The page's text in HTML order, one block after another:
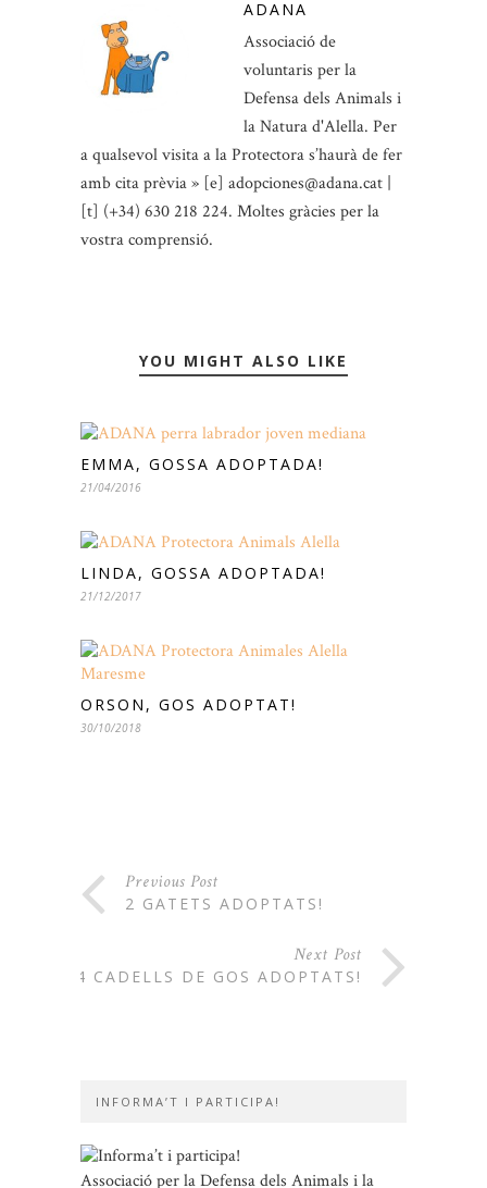
ADANA
Associació de
voluntaris per la
Defensa dels Animals i
la Natura d'Alella. Per
a qualsevol visita a la Protectora s’haurà de fer
amb cita prèvia » [e] adopciones@adana.cat |
[t] (+34) 630 218 224. Moltes gràcies per la
vostra comprensió.
YOU MIGHT ALSO LIKE
EMMA, GOSSA ADOPTADA!
21/04/2016
LINDA, GOSSA ADOPTADA!
21/12/2017
ORSON, GOS ADOPTAT!
30/10/2018
Previous Post
2 GATETS ADOPTATS!
Next Post
4 CADELLS DE GOS ADOPTATS!
INFORMA’T I PARTICIPA!
Associació per la Defensa dels Animals i la